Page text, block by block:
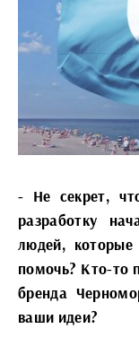
- Не секрет,
разработку
людей,
помочь? Кто-то
бренда
ваши идеи?